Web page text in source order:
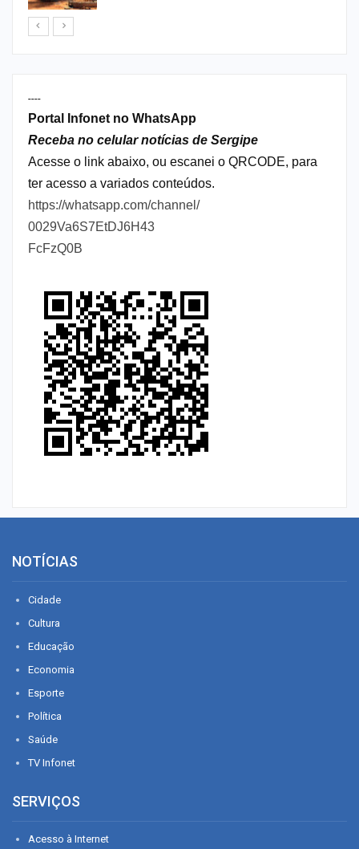
----
Portal Infonet no WhatsApp
Receba no celular notícias de Sergipe
Acesse o link abaixo, ou escanei o QRCODE, para
ter acesso a variados conteúdos.
https://whatsapp.com/channel/
0029Va6S7EtDJ6H43
FcFzQ0B
NOTÍCIAS
Cidade
Cultura
Educação
Economia
Esporte
Política
Saúde
TV Infonet
SERVIÇOS
Acesso à Internet